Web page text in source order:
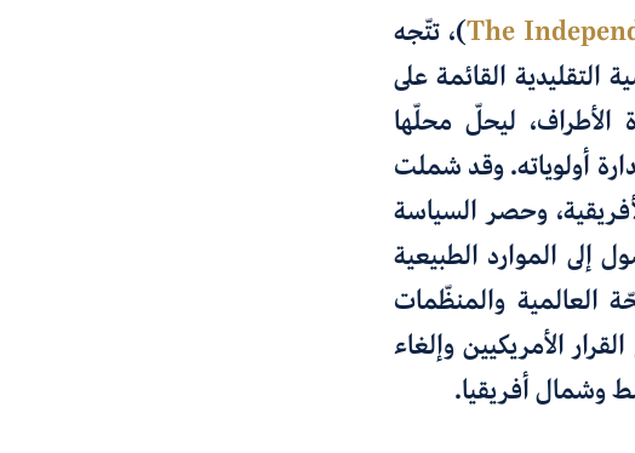
The)، تتّجه
التقليدية القائمة على
الأطراف، ليحلّ محلّها
أولوياته. وقد شملت
،وحصر السياسة
إلى الموارد الطبيعية
العالمية والمنظّمات
القرار الأمريكيين وإلغاء
وشمال أفريقيا.